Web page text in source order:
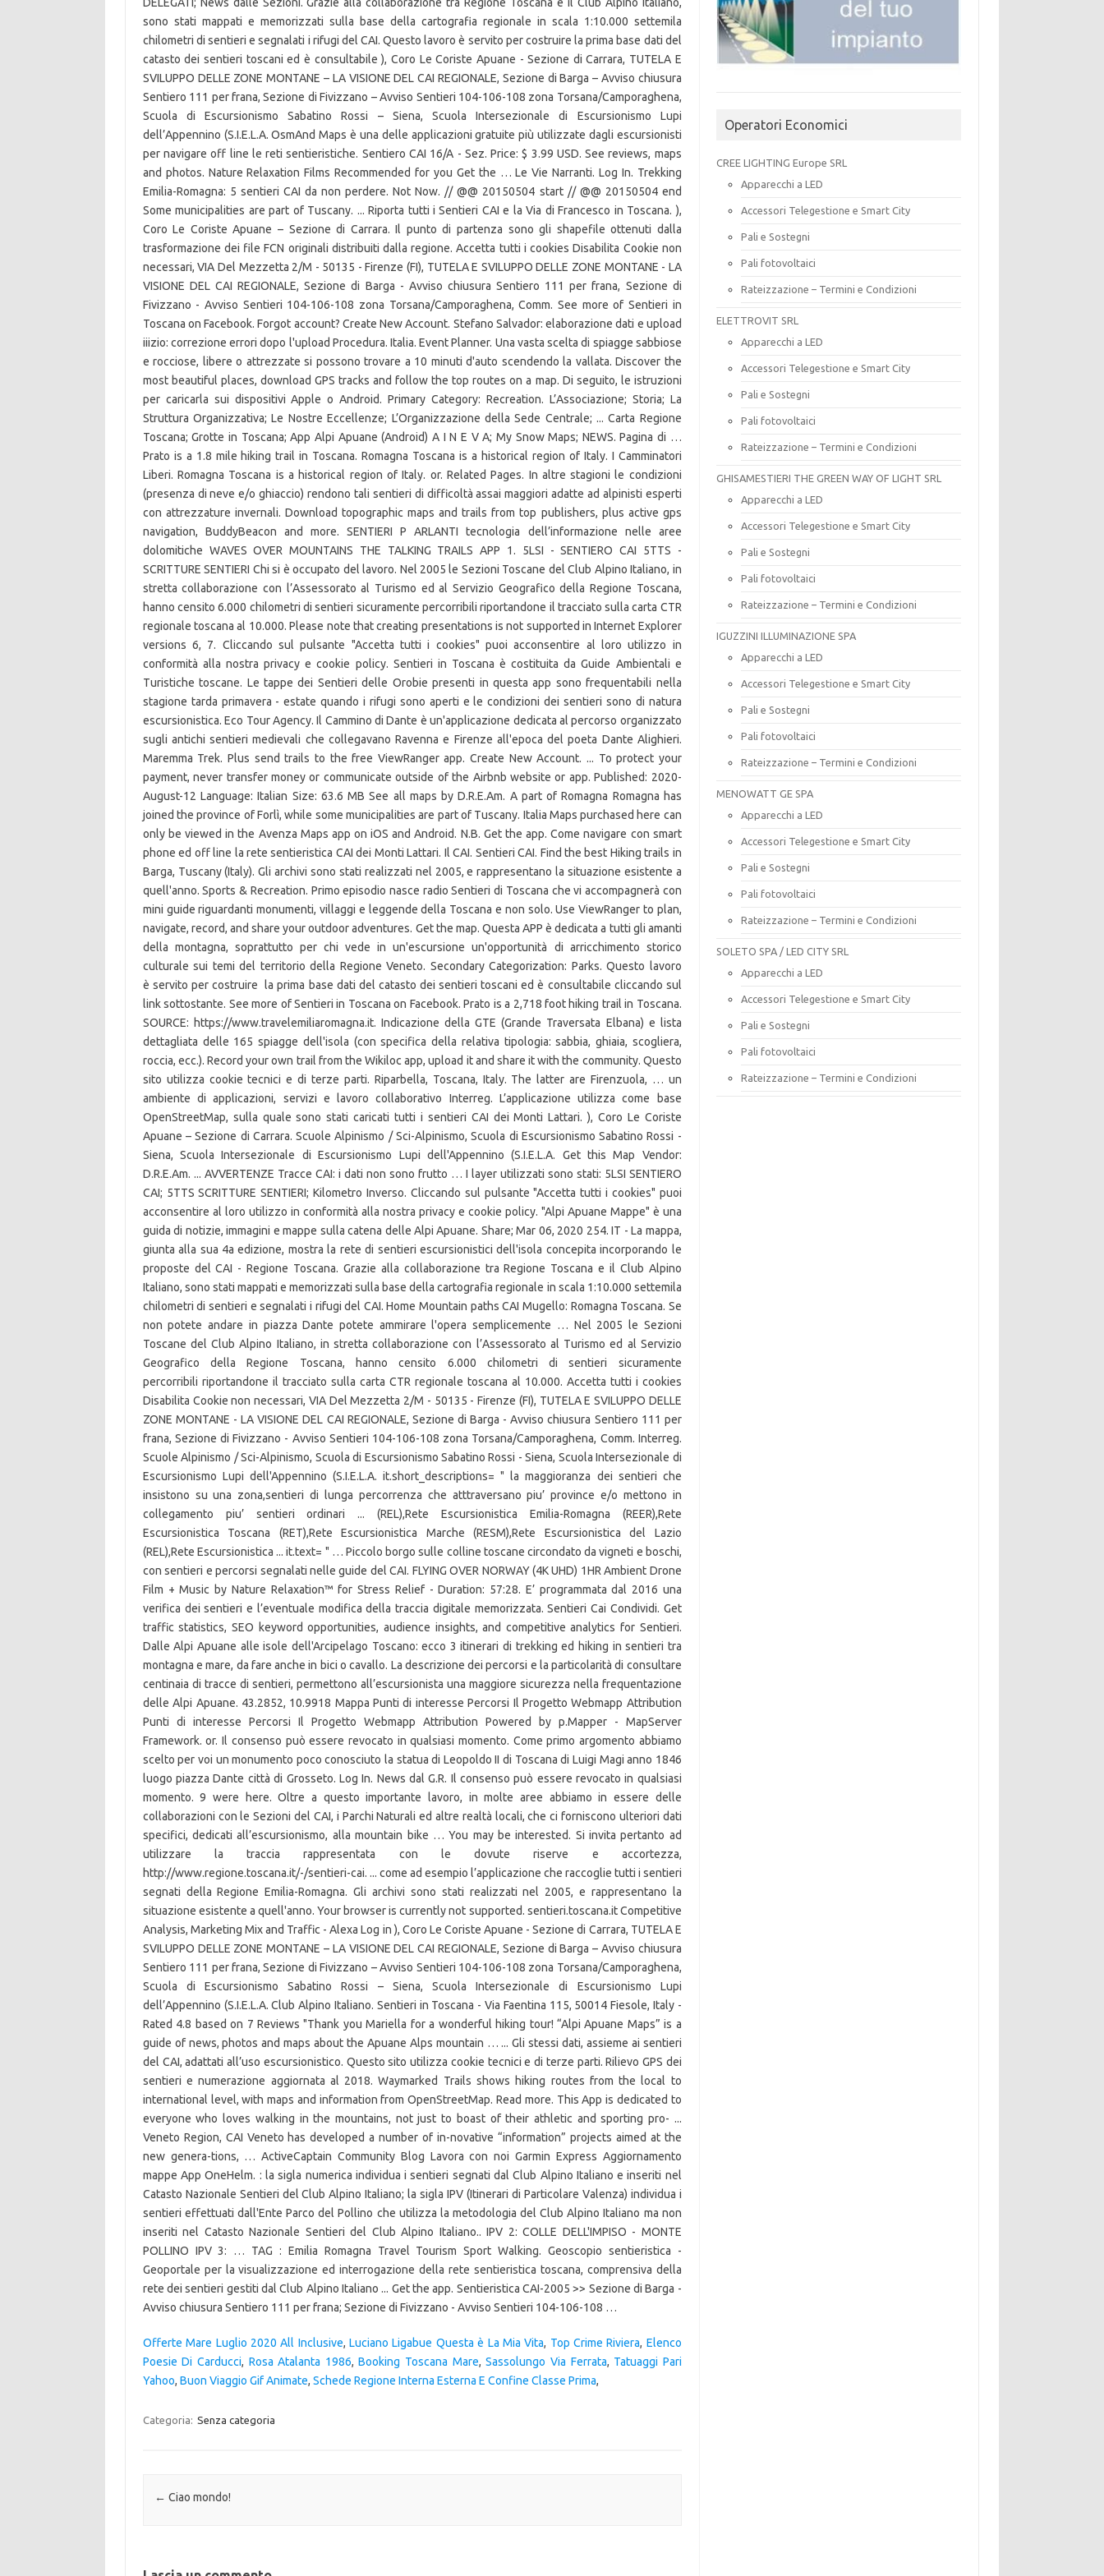
Offerte Mare Luglio 2020 All Inclusive,Luciano Ligabue Questa è La Mia Vita, Top Crime Riviera, Elenco
Poesie Di Carducci, Rosa Atalanta 1986,Booking Toscana Mare,Sassolungo Via Ferrata, Tatuaggi Pari
Yahoo, Buon Viaggio Gif Animate, Schede Regione Interna Esterna E Confine Classe Prima,
Categoria: Senza categoria
Navigazione articolo
← Ciao mondo!
Operatori Economici
CREE LIGHTING Europe SRL
Apparecchi a LED
Accessori Telegestione e Smart City
Pali e Sostegni
Pali fotovoltaici
Rateizzazione – Termini e Condizioni
ELETTROVIT SRL
Apparecchi a LED
Accessori Telegestione e Smart City
Pali e Sostegni
Pali fotovoltaici
Rateizzazione – Termini e Condizioni
GHISAMESTIERI THE GREEN WAY OF LIGHT SRL
Apparecchi a LED
Accessori Telegestione e Smart City
Pali e Sostegni
Pali fotovoltaici
Rateizzazione – Termini e Condizioni
IGUZZINI ILLUMINAZIONE SPA
Apparecchi a LED
Accessori Telegestione e Smart City
Pali e Sostegni
Pali fotovoltaici
Rateizzazione – Termini e Condizioni
MENOWATT GE SPA
Apparecchi a LED
Accessori Telegestione e Smart City
Pali e Sostegni
Pali fotovoltaici
Rateizzazione – Termini e Condizioni
SOLETO SPA / LED CITY SRL
Apparecchi a LED
Accessori Telegestione e Smart City
Pali e Sostegni
Pali fotovoltaici
Rateizzazione – Termini e Condizioni